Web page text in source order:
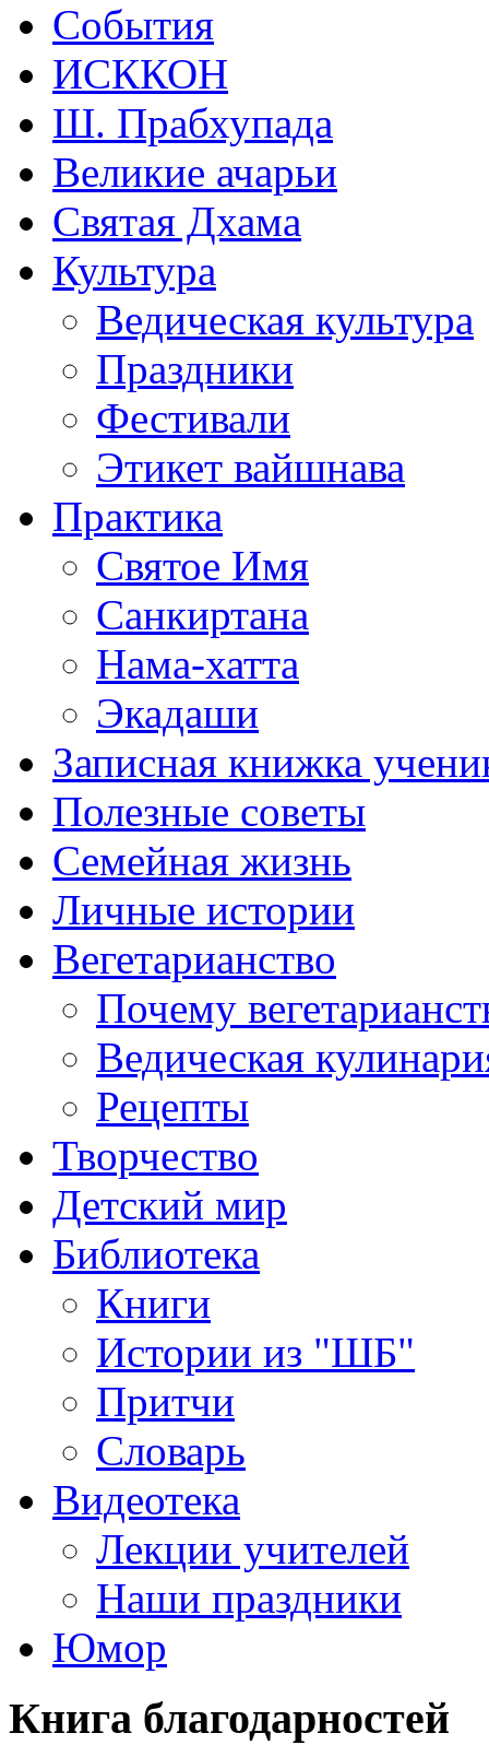
События
ИСККОН
Ш. Прабхупада
Великие ачарьи
Святая Дхама
Культура
Ведическая культура
Праздники
Фестивали
Этикет вайшнава
Практика
Святое Имя
Санкиртана
Нама-хатта
Экадаши
Записная книжка
Полезные советы
Семейная жизнь
Личные истории
Вегетарианство
Почему
Ведическая
Рецепты
Творчество
Детский мир
Библиотека
Книги
Истории из "ШБ"
Притчи
Словарь
Видеотека
Лекции учителей
Наши праздники
Юмор
Книга благодарностей